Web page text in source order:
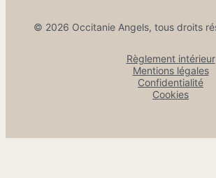
© 2026 Occitanie Angels, tous droits
Règlement intérieur
Mentions légales
Confidentialité
Cookies